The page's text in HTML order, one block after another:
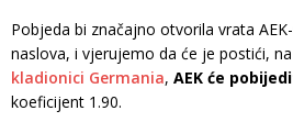
Pobjeda bi značajno otvorila vrata
naslova, i vjerujemo da će je postići,
kladionici Germania, AEK će
koeficijent 1.90.